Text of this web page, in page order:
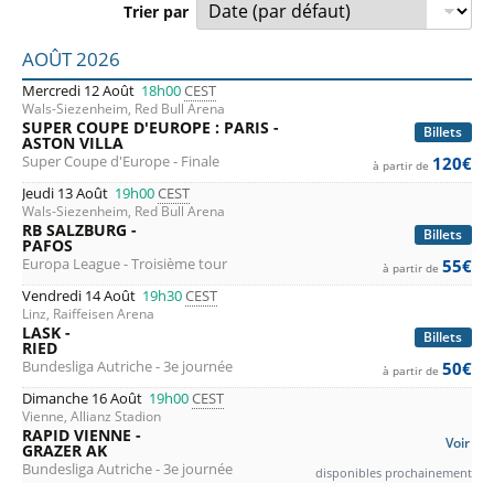
Trier par
Liste des prochains matchs : Autriche. Colonne 1 :
AOÛT 2026
Mercredi 12 Août 18h00CEST
Wals-Siezenheim, Red Bull Arena
Billets
SUPER COUPE D'EUROPE : PARIS -
ASTON VILLA
Super Coupe d'Europe - Finale à partir de 120€
Jeudi 13 Août 19h00CEST
Wals-Siezenheim, Red Bull Arena
Billets
RB SALZBURG -
PAFOS
Europa League - Troisième tour à partir de 55€
Vendredi 14 Août 19h30CEST
Linz, Raiffeisen Arena
Billets
LASK -
RIED
Bundesliga Autriche - 3e journée à partir de 50€
Dimanche 16 Août 19h00CEST
Vienne, Allianz Stadion
Voir
RAPID VIENNE -
GRAZER AK
Bundesliga Autriche - 3e journée disponibles prochainement